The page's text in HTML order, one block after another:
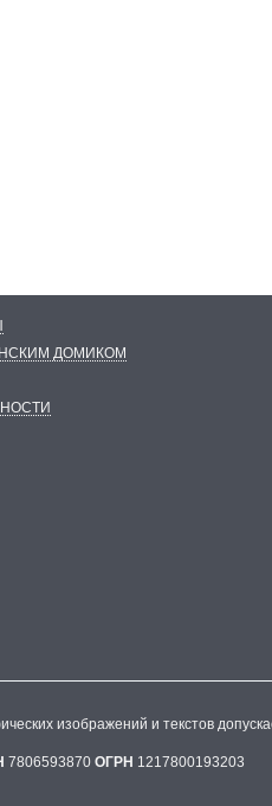
ДОМИКОМ
изображений и текстов
7806593870 ОГРН 1217800193203